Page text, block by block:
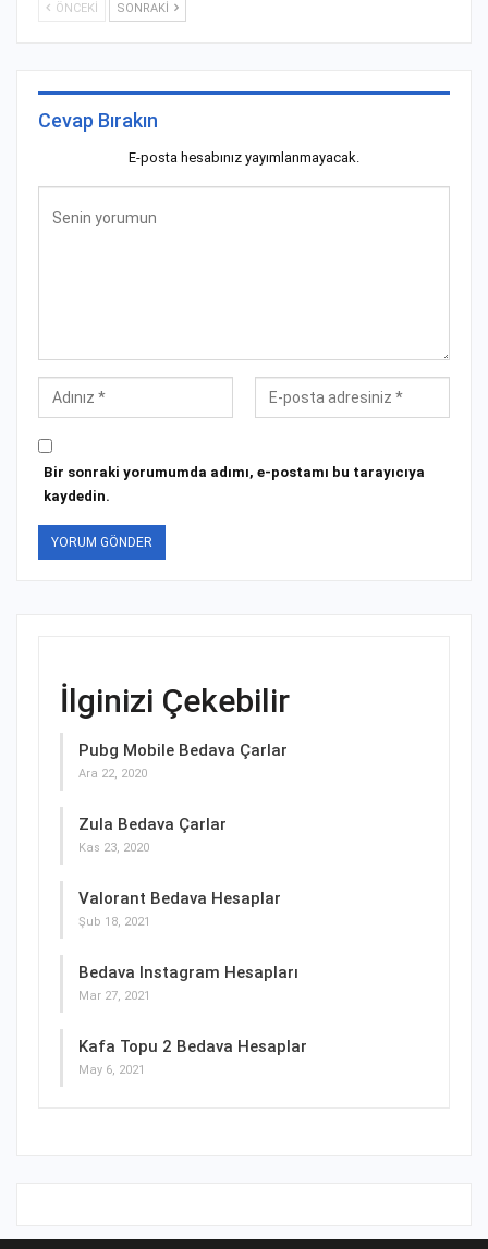
ÖNCEKI SONRAKI
Cevap Bırakın
E-posta hesabınız yayımlanmayacak.
Bir sonraki yorumumda adımı, e-postamı bu tarayıcıya
kaydedin.
İlginizi Çekebilir
Pubg Mobile Bedava Çarlar
Ara 22, 2020
Zula Bedava Çarlar
Kas 23, 2020
Valorant Bedava Hesaplar
Şub 18, 2021
Bedava Instagram Hesapları
Mar 27, 2021
Kafa Topu 2 Bedava Hesaplar
May 6, 2021